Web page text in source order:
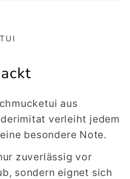
aus
verleiht jedem
besondere Note.
zuverlässig vor
sondern eignet sich